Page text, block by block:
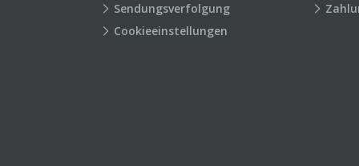
Sendungsverfolgung
Cookieeinstellungen